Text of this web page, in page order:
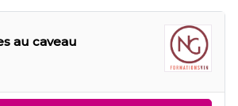
au caveau